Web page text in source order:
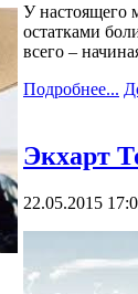
У настоящего
остатками
всего –
Подробнее...
Экхарт
22.05.2015